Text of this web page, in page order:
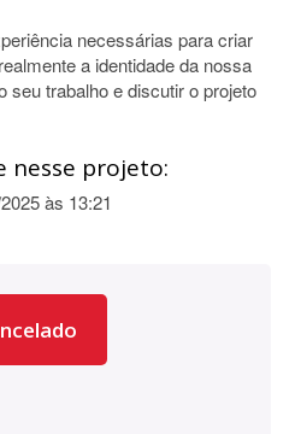
necessárias para criar
a identidade da nossa
seu trabalho e discutir o projeto
nesse projeto:
às 13:21